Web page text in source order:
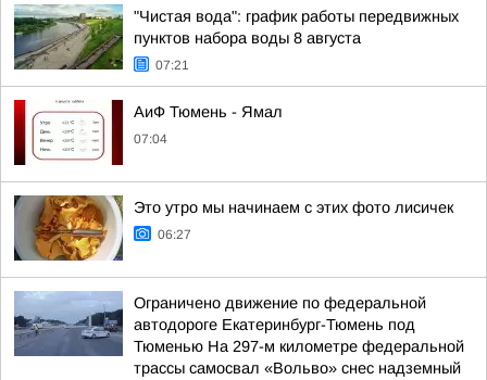
"Чистая вода": график работы передвижных
пунктов набора воды 8 августа
07:21
АиФ Тюмень - Ямал
07:04
Это утро мы начинаем с этих фото лисичек
06:27
Ограничено движение по федеральной
автодороге Екатеринбург-Тюмень под
Тюменью На 297-м километре федеральной
трассы самосвал «Вольво» снес надземный